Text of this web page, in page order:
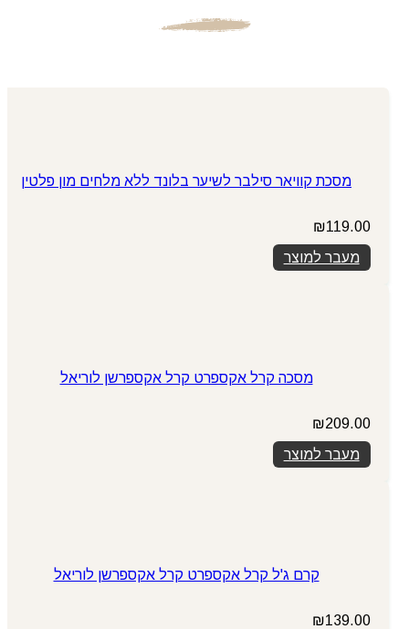
מסכת קוויאר סילבר לשיער בלונד ללא מלחים מון פלטין
₪119.00
מעבר למוצר
מסכה קרל אקספרט קרל אקספרשן לוריאל
₪209.00
מעבר למוצר
קרם ג'ל קרל אקספרט קרל אקספרשן לוריאל
₪139.00